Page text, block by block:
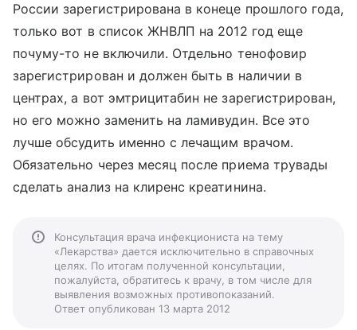
России зарегистрирована в конеце прошлого года,
только вот в список ЖНВЛП на 2012 год еще
почуму-то не включили. Отдельно тенофовир
зарегистрирован и должен быть в наличии в
центрах, а вот эмтрицитабин не зарегистрирован,
но его можно заменить на ламивудин. Все это
лучше обсудить именно с лечащим врачом.
Обязательно через месяц после приема трувады
сделать анализ на клиренс креатинина.
Консультация врача инфекциониста на тему
«Лекарства» дается исключительно в справочных
целях. По итогам полученной консультации,
пожалуйста, обратитесь к врачу, в том числе для
выявления возможных противопоказаний.
Ответ опубликован 13 марта 2012